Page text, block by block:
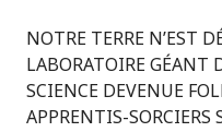
NOTRE TERRE N’EST
LABORATOIRE GÉANT
SCIENCE DEVENUE
APPRENTIS-SORCIERS